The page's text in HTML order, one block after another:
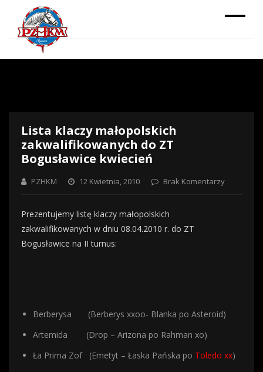
Lista klaczy małopolskich
zakwalifikowanych do ZT
Bogusławice kwiecień
PZHKM 12 Kwietnia, 2010 Brak Komentarzy
Prezentujemy listę klaczy małopolskich
zakwalifikowanych w dniu 08.04.2010 r. do ZT
Bogusławice na II turnus:
Berberysa (Berberys xxoo- Blanka po Asteroid)
Artemida (Drop – Arizona po Rahman xo)
Ła Prima Zof (Emetyt – Łaska Pańska po Toledo xx)